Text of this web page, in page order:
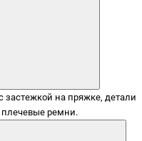
застежкой на пряжке, детали
плечевые ремни.